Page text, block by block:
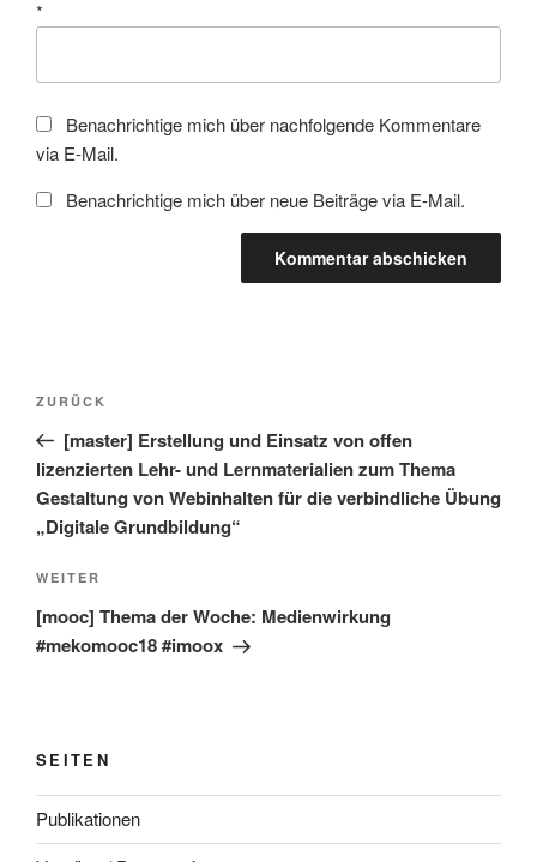
*
Benachrichtige mich über nachfolgende Kommentare
via E-Mail.
Benachrichtige mich über neue Beiträge via E-Mail.
Beitragsnavigation
Vorheriger
Beitrag
ZURÜCK
[master] Erstellung und Einsatz von offen
lizenzierten Lehr- und Lernmaterialien zum Thema
Gestaltung von Webinhalten für die verbindliche Übung
„Digitale Grundbildung“
Nächster
Beitrag
WEITER
[mooc] Thema der Woche: Medienwirkung
#mekomooc18 #imoox
SEITEN
Publikationen